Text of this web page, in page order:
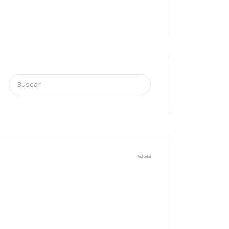
Buscar
por:
Publicidad